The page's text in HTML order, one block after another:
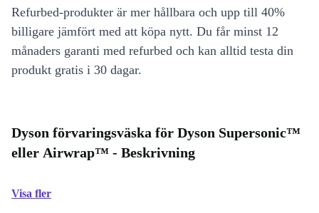
Refurbed-produkter är mer hållbara och upp till 40%
billigare jämfört med att köpa nytt. Du får minst 12
månaders garanti med refurbed och kan alltid testa din
produkt gratis i 30 dagar.
Dyson förvaringsväska för Dyson Supersonic™
eller Airwrap™ - Beskrivning
Visa fler